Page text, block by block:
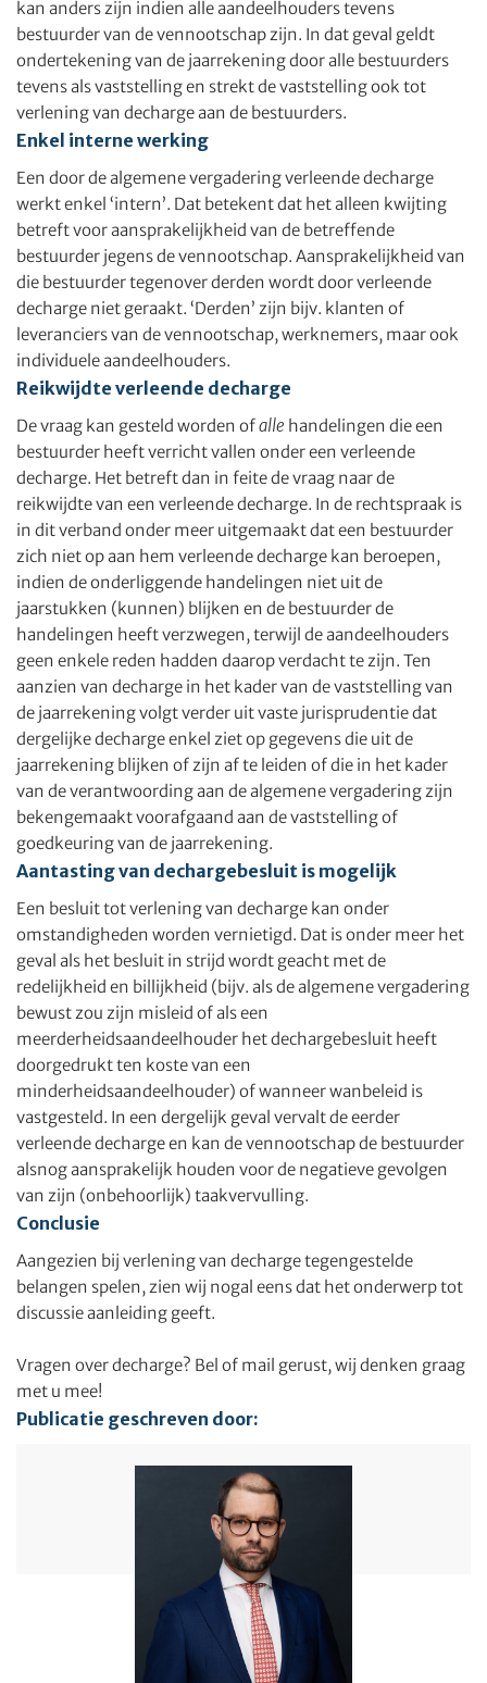
kan anders zijn indien alle aandeelhouders tevens
bestuurder van de vennootschap zijn. In dat geval geldt
ondertekening van de jaarrekening door alle bestuurders
tevens als vaststelling en strekt de vaststelling ook tot
verlening van decharge aan de bestuurders.
Enkel interne werking
Een door de algemene vergadering verleende decharge
werkt enkel ‘intern’. Dat betekent dat het alleen kwijting
betreft voor aansprakelijkheid van de betreffende
bestuurder jegens de vennootschap. Aansprakelijkheid van
die bestuurder tegenover derden wordt door verleende
decharge niet geraakt. ‘Derden’ zijn bijv. klanten of
leveranciers van de vennootschap, werknemers, maar ook
individuele aandeelhouders.
Reikwijdte verleende decharge
De vraag kan gesteld worden ofalle handelingen die een
bestuurder heeft verricht vallen onder een verleende
decharge. Het betreft dan in feite de vraag naar de
reikwijdte van een verleende decharge. In de rechtspraak is
in dit verband onder meer uitgemaakt dat een bestuurder
zich niet op aan hem verleende decharge kan beroepen,
indien de onderliggende handelingen niet uit de
jaarstukken (kunnen) blijken en de bestuurder de
handelingen heeft verzwegen, terwijl de aandeelhouders
geen enkele reden hadden daarop verdacht te zijn. Ten
aanzien van decharge in het kader van de vaststelling van
de jaarrekening volgt verder uit vaste jurisprudentie dat
dergelijke decharge enkel ziet op gegevens die uit de
jaarrekening blijken of zijn af te leiden of die in het kader
van de verantwoording aan de algemene vergadering zijn
bekengemaakt voorafgaand aan de vaststelling of
goedkeuring van de jaarrekening.
Aantasting van dechargebesluit is mogelijk
Een besluit tot verlening van decharge kan onder
omstandigheden worden vernietigd. Dat is onder meer het
geval als het besluit in strijd wordt geacht met de
redelijkheid en billijkheid (bijv. als de algemene vergadering
bewust zou zijn misleid of als een
meerderheidsaandeelhouder het dechargebesluit heeft
doorgedrukt ten koste van een
minderheidsaandeelhouder) of wanneer wanbeleid is
vastgesteld. In een dergelijk geval vervalt de eerder
verleende decharge en kan de vennootschap de bestuurder
alsnog aansprakelijk houden voor de negatieve gevolgen
van zijn (onbehoorlijk) taakvervulling.
Conclusie
Aangezien bij verlening van decharge tegengestelde
belangen spelen, zien wij nogal eens dat het onderwerp tot
discussie aanleiding geeft.
Vragen over decharge? Bel of mail gerust, wij denken graag
met u mee!
Publicatie geschreven door: